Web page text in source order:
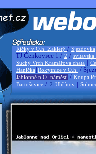
Říčky v O.h. Zakletý / Sjezdovka
TJ Čenkovice 1 / 2 / svitavská
Suchý Vrch Kramářova chata |
Hanička |Rokytnice v O.h. /
Jablonné n O. náměstí /
Bartošovice / 2 |Uhřínov |